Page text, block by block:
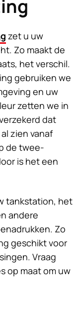
zet u uw
Zo maakt de
het verschil.
gebruiken we
en uw
zetten we in
dat
zien vanaf
de twee-
is het een
tankstation, het
andere
Zo
geschikt voor
Vraag
op maat om uw